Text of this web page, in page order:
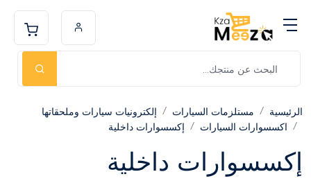
الرئيسية مستلزمات السيارات
إلكترونيات سيارات وملحقاتها
اكسسوارات السيارات
إكسسوارات داخلية
إكسسوارات داخلية